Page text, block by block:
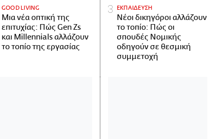
GOOD LIVING
Μια νέα οπτική της
επιτυχίας: Πώς Gen Zs
και Millennials αλλάζουν
το τοπίο της εργασίας
ΕΚΠΑΙΔΕΥΣΗ
Νέοι δικηγόροι αλλάζουν
το τοπίο: Πώς οι
σπουδές Νομικής
οδηγούν σε θεσμική
συμμετοχή